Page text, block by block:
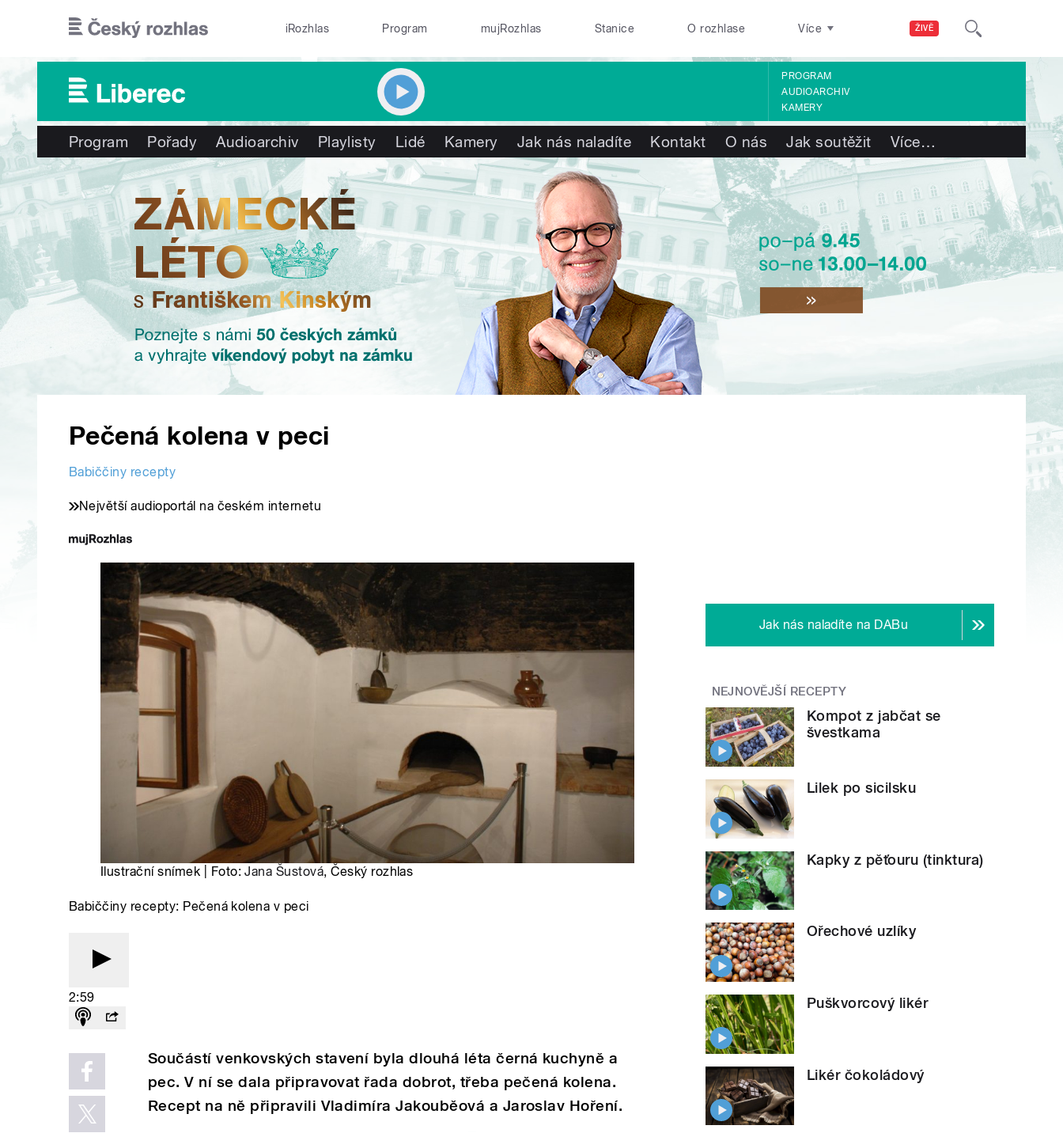
ŽIVĚ
iRozhlas Program mujRozhlas Stanice O rozhlase Více
PROGRAM
AUDIOARCHIV
KAMERY
Program Pořady Audioarchiv Playlisty Lidé Kamery Jak nás naladíte Kontakt O nás Jak soutěžit Více…
Pečená kolena v peci
Babiččiny recepty
Největší audioportál na českém internetu
Ilustrační snímek | Foto:Jana Šustová, Český rozhlas
Babiččiny recepty: Pečená kolena v peci
2:59
Součástí venkovských stavení byla dlouhá léta černá kuchyně a
pec. V ní se dala připravovat řada dobrot, třeba pečená kolena.
Recept na ně připravili Vladimíra Jakouběová a Jaroslav Hoření.
Jak nás naladíte na DABu
NEJNOVĚJŠÍ RECEPTY
Kompot z jabčat se
švestkama
Lilek po sicilsku
Kapky z pěťouru (tinktura)
Ořechové uzlíky
Puškvorcový likér
Likér čokoládový